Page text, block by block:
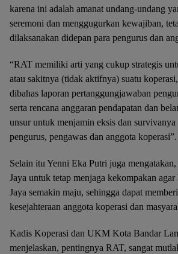
karena ini adalah amanat undang-undang
seremoni dan menggugurkan kewajiban,
dilaksanakan didepan para pengurus dan
“RAT memiliki arti yang cukup strategis
atau sakitnya (tidak aktifnya) suatu
dibahas laporan pertanggungjawaban
serta rencana anggaran pendapatan dan
unsur untuk menjamin eksis dan survivanya
pengurus, pengawas dan anggota
Selain itu Yenni Eka Putri juga
Jaya untuk tetap menjaga kekompakan
Jaya semakin maju, sehingga dapat
kesejahteraan anggota koperasi dan
Kadis Koperasi dan UKM Kota Bandar
menjelaskan, pentingnya RAT, sangat